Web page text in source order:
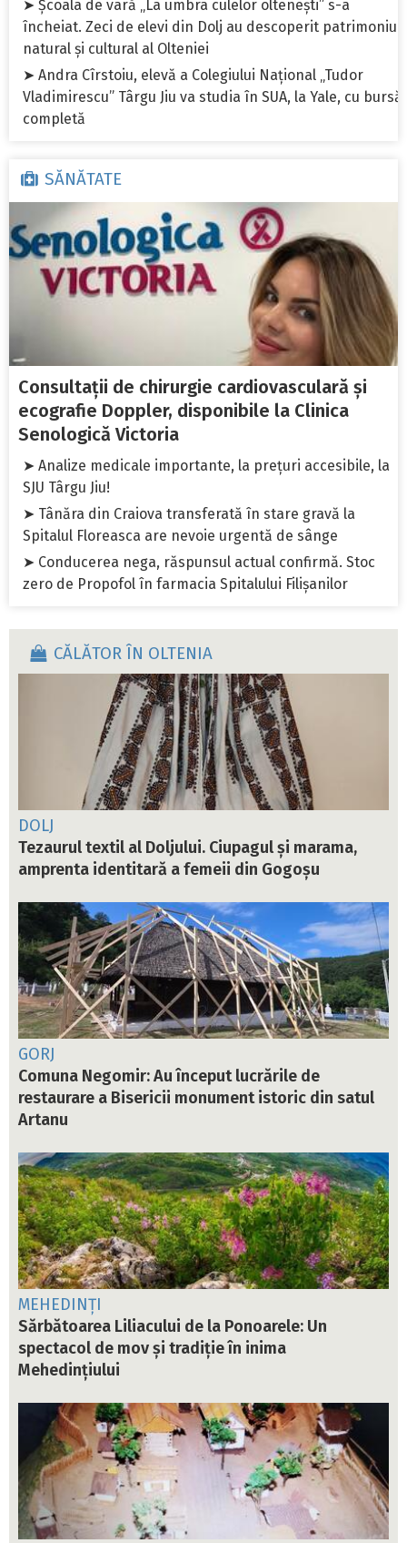
➤ Școala de vară „La umbra culelor oltenești” s-a
încheiat. Zeci de elevi din Dolj au descoperit patrimoniul
natural și cultural al Olteniei
➤ Andra Cîrstoiu, elevă a Colegiului Național „Tudor
Vladimirescu” Târgu Jiu va studia în SUA, la Yale, cu bursă
completă
SĂNĂTATE
Consultații de chirurgie cardiovasculară și
ecografie Doppler, disponibile la Clinica
Senologică Victoria
➤ Analize medicale importante, la prețuri accesibile, la
SJU Târgu Jiu!
➤ Tânăra din Craiova transferată în stare gravă la
Spitalul Floreasca are nevoie urgentă de sânge
➤ Conducerea nega, răspunsul actual confirmă. Stoc
zero de Propofol în farmacia Spitalului Filișanilor
CĂLĂTOR ÎN OLTENIA
DOLJ
Tezaurul textil al Doljului. Ciupagul și marama,
amprenta identitară a femeii din Gogoșu
GORJ
Comuna Negomir: Au început lucrările de
restaurare a Bisericii monument istoric din satul
Artanu
MEHEDINȚI
Sărbătoarea Liliacului de la Ponoarele: Un
spectacol de mov și tradiție în inima
Mehedințiului